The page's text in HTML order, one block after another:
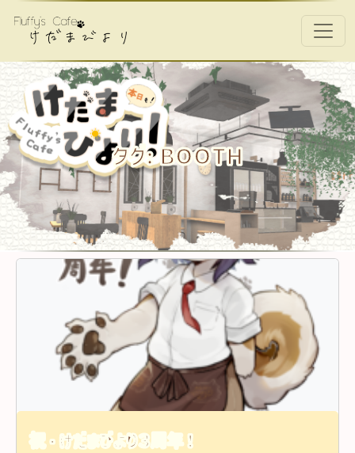
メインナビゲーション
タグ:BOOTH
祝・けだまびより３周年！